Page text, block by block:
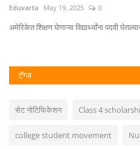
पदवी घेतल्यानंतर देशात राहण्याची आणि काम...
टॅग्ज
सेट नोटिफिकेशन Class 4
college student movement